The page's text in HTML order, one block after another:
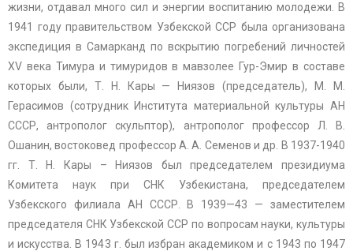
жизни, отдавал много сил и энергии воспитанию молодежи. В
1941 году правительством Узбекской ССР была организована
экспедиция в Самарканд по вскрытию погребений личностей
XV века Тимура и тимуридов в мавзолее Гур-Эмир в составе
которых были, Т. Н. Кары — Ниязов (председатель), М. М.
Герасимов (сотрудник Института материальной культуры АН
СССР, антрополог скульптор), антрополог профессор Л. В.
Ошанин, востоковед профессор А. А. Семенов и др. В 1937-1940
гг. Т. Н. Кары – Ниязов был председателем президиума
Комитета наук при СНК Узбекистана, председателем
Узбекского филиала АН СССР. В 1939—43 — заместителем
председателя СНК Узбекской ССР по вопросам науки, культуры
и искусства. В 1943 г. был избран академиком и с 1943 по 1947